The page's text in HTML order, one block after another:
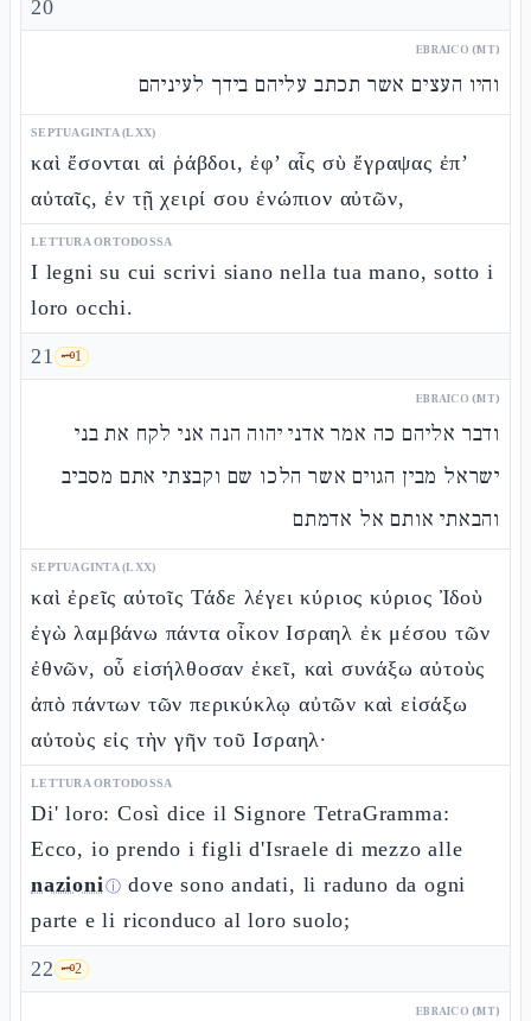
20
EBRAICO (MT)
והיו העצים אשר תכתב עליהם בידך לעיניהם
SEPTUAGINTA (LXX)
καὶ ἔσονται αἱ ῥάβδοι, ἐφ’ αἷς σὺ ἔγραψας ἐπ’
αὐταῖς, ἐν τῇ χειρί σου ἐνώπιον αὐτῶν,
LETTURA ORTODOSSA
I legni su cui scrivi siano nella tua mano, sotto i
loro occhi.
21 🗝️1
EBRAICO (MT)
ודבר אליהם כה אמר אדני יהוה הנה אני לקח את בני
ישראל מבין הגוים אשר הלכו שם וקבצתי אתם מסביב
והבאתי אותם אל אדמתם
SEPTUAGINTA (LXX)
καὶ ἐρεῖς αὐτοῖς Τάδε λέγει κύριος κύριος Ἰδοὺ
ἐγὼ λαμβάνω πάντα οἶκον Ισραηλ ἐκ μέσου τῶν
ἐθνῶν, οὗ εἰσήλθοσαν ἐκεῖ, καὶ συνάξω αὐτοὺς
ἀπὸ πάντων τῶν περικύκλῳ αὐτῶν καὶ εἰσάξω
αὐτοὺς εἰς τὴν γῆν τοῦ Ισραηλ·
LETTURA ORTODOSSA
Di' loro: Così dice il Signore TetraGramma:
Ecco, io prendo i figli d'Israele di mezzo alle
nazioniⓘ dove sono andati, li raduno da ogni
parte e li riconduco al loro suolo;
22 🗝️2
EBRAICO (MT)